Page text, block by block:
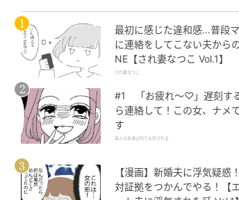
最初に感じた違和感…普段
に連絡をしてこない夫から
NE【され妻なつこ Vol.1】
され妻なつこ
#1 「お疲れ〜♡」遅刻す
ら連絡して！この女、ナメ
す
美人な友達は何でも許される
【漫画】新婚夫に浮気疑惑
対証拠をつかんでやる！【